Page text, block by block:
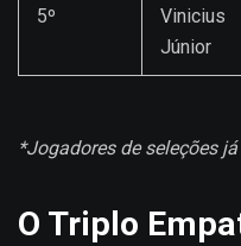
5º
Vinicius
Júnior
*Jogadores de seleções
O Triplo